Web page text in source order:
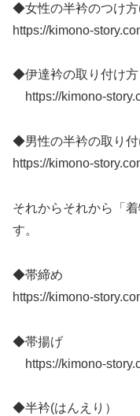
◆女性の半衿のつけ方
https://kimono-
◆伊達衿の取り付け方
https://kimono-
◆男性の半衿の取り
https://kimono-
それからそれから「
す。
◆帯締め
https://kimono-
◆帯揚げ
https://kimono-
◆半衿(はんえり）